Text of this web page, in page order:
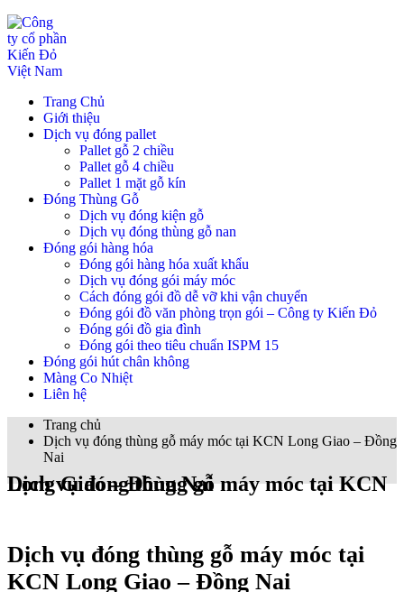
Trang Chủ
Giới thiệu
Dịch vụ đóng pallet
Pallet gỗ 2 chiều
Pallet gỗ 4 chiều
Pallet 1 mặt gỗ kín
Đóng Thùng Gỗ
Dịch vụ đóng kiện gỗ
Dịch vụ đóng thùng gỗ nan
Đóng gói hàng hóa
Đóng gói hàng hóa xuất khẩu
Dịch vụ đóng gói máy móc
Cách đóng gói đồ dễ vỡ khi vận chuyển
Đóng gói đồ văn phòng trọn gói – Công ty Kiến Đỏ
Đóng gói đồ gia đình
Đóng gói theo tiêu chuẩn ISPM 15
Đóng gói hút chân không
Màng Co Nhiệt
Liên hệ
Trang chủ
Dịch vụ đóng thùng gỗ máy móc tại KCN Long Giao – Đồng
Nai
Dịch vụ đóng thùng gỗ máy móc tại KCN Long Giao – Đồng Nai
Dịch vụ đóng thùng gỗ máy móc tại
KCN Long Giao – Đồng Nai